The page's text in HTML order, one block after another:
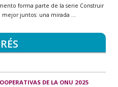
forma parte de la serie Construir
juntos: una mirada ...
DE LA ONU 2025